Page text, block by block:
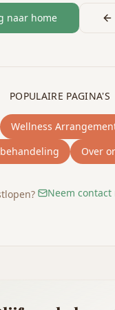
naar home
POPULAIRE PAGINA'S
Wellness
Over
Neem contact